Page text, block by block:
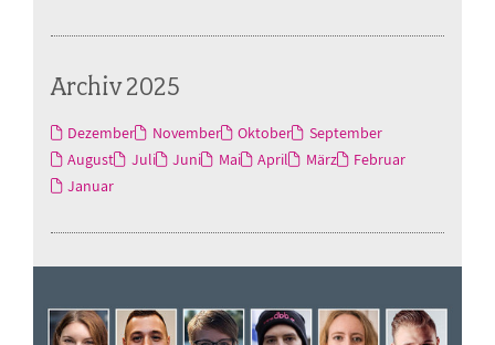
Archiv 2025
Dezember November Oktober
September
August
Juli Juni Mai April März
Februar
Januar